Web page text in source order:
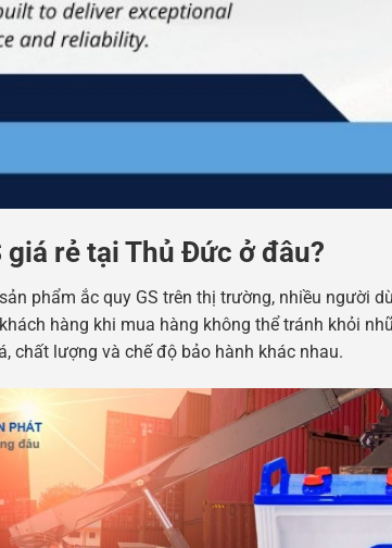
giá rẻ tại Thủ Đức ở đâu?
phẩm ắc quy GS trên thị trường, nhiều người
hàng khi mua hàng không thể tránh khỏi
chất lượng và chế độ bảo hành khác nhau.